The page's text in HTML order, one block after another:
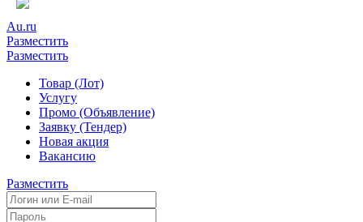
Au.ru
Разместить
Разместить
Товар (Лот)
Услугу
Промо (Объявление)
Заявку (Тендер)
Новая акция
Вакансию
Разместить